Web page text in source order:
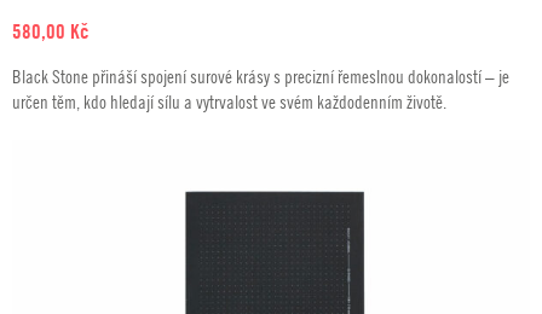
580,00 Kč
Black Stone přináší spojení surové krásy s precizní řemeslnou dokonalostí – je
určen těm, kdo hledají sílu a vytrvalost ve svém každodenním životě.